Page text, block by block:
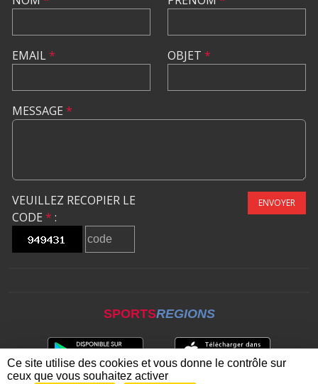
EMAIL* OBJET *
MESSAGE *
VEUILLEZ RECOPIER LE
CODE * :
ENVOYER
SPORTSREGIONS
Ce site utilise des cookies et vous donne le contrôle sur
ceux que vous souhaitez activer